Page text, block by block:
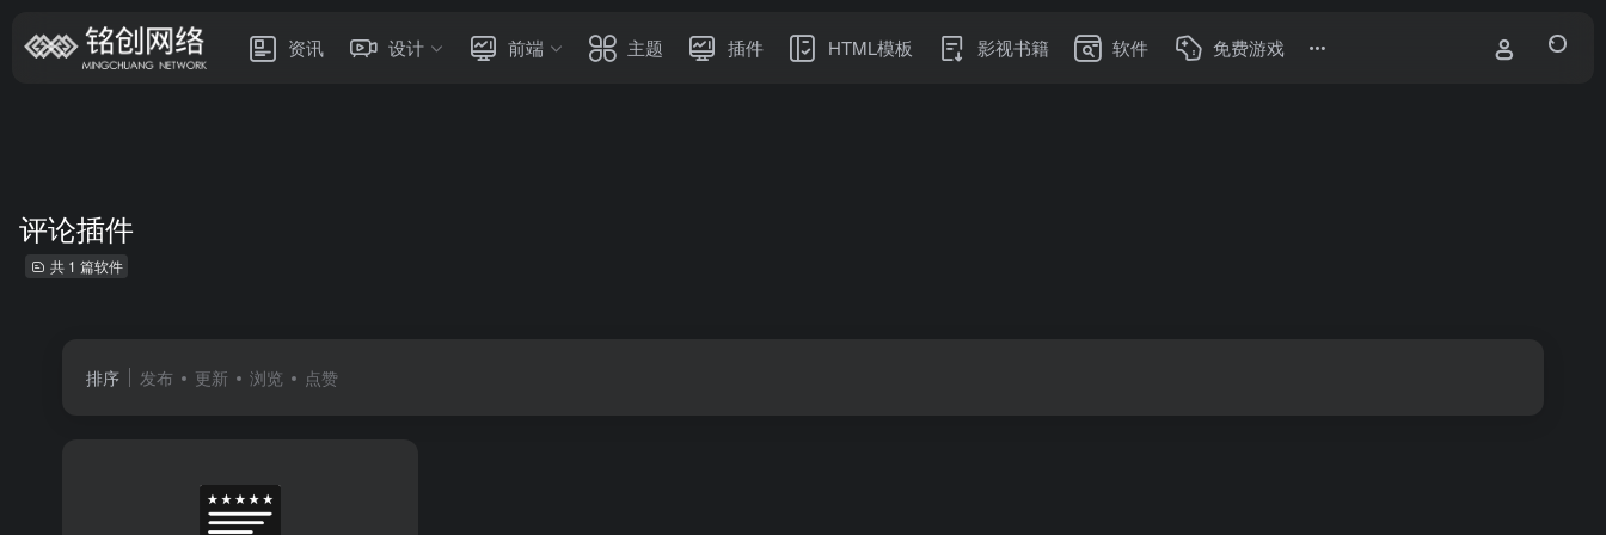
资讯 设计 前端 主题 插件 HTML模板 影视书籍 软件 免费游戏
评论插件
共 1 篇软件
排序 发布 更新 浏览 点赞